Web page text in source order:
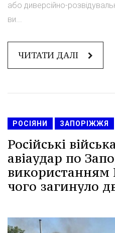
або диверсійно-
ви...
ЧИТАТИ ДАЛІ
РОСІЯНИ ЗАПОРІЖЖЯ
Російські
авіаудар по
використанням
чого загинуло